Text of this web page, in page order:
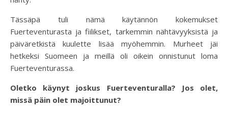
Tässäpä tuli nämä käytännön kokemukset
Fuerteventurasta ja fiilikset, tarkemmin nähtävyyksistä ja
päiväretkistä kuulette lisää myöhemmin. Murheet jäi
hetkeksi Suomeen ja meillä oli oikein onnistunut loma
Fuerteventurassa.
Oletko käynyt joskus Fuerteventuralla? Jos olet,
missä päin olet majoittunut?